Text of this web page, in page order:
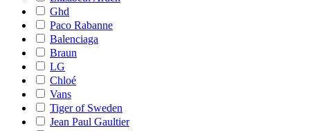
Ghd
Paco Rabanne
Balenciaga
Braun
LG
Chloé
Vans
Tiger of Sweden
Jean Paul Gaultier